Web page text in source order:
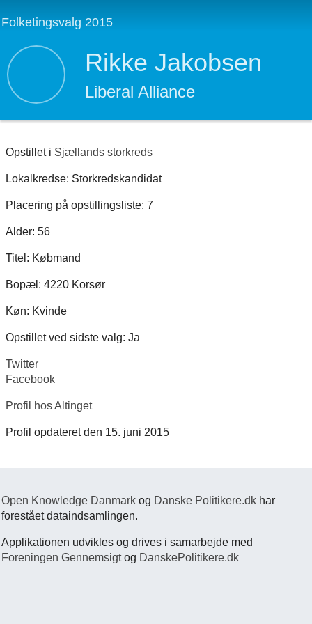
Folketingsvalg 2015
Rikke Jakobsen
Liberal Alliance
Opstillet i Sjællands storkreds
Lokalkredse: Storkredskandidat
Placering på opstillingsliste: 7
Alder: 56
Titel: Købmand
Bopæl: 4220 Korsør
Køn: Kvinde
Opstillet ved sidste valg: Ja
Twitter
Facebook
Profil hos Altinget
Profil opdateret den 15. juni 2015
Open Knowledge Danmark og Danske Politikere.dk har
forestået dataindsamlingen.
Applikationen udvikles og drives i samarbejde med
Foreningen Gennemsigtog DanskePolitikere.dk